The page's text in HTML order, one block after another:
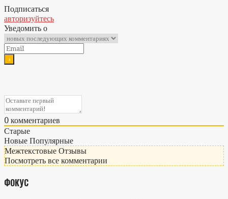
Подписаться
авторизуйтесь
Уведомить о
0 комментариев
Старые
Новые Популярные
Межтекстовые Отзывы
Посмотреть все комментарии
ФОКУС